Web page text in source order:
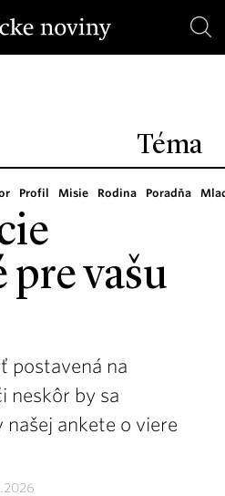
Téma
Profil Misie Rodina Poradňa
vašu
postavená na
neskôr by sa
ankete o viere